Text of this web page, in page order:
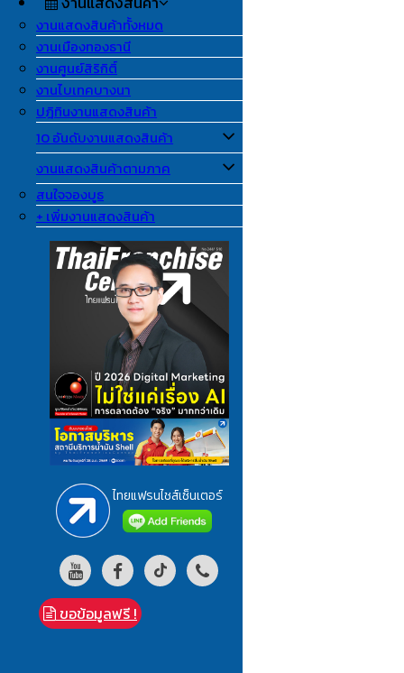
งานแสดงสินค้าทั้งหมด
งานเมืองทองธานี
งานศูนย์สิริกิติ์
งานไบเทคบางนา
ปฎิทินงานแสดงสินค้า
10 อันดับงานแสดงสินค้า
งานแสดงสินค้าตามภาค
สนใจจองบูธ
+ เพิ่มงานแสดงสินค้า
ไทยแฟรนไชส์เซ็นเตอร์
ขอข้อมูลฟรี !